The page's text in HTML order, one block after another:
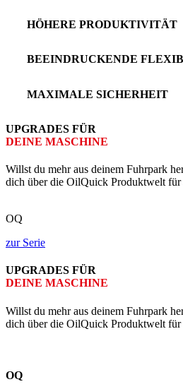
HÖHERE PRODUKTIVITÄT
BEEINDRUCKENDE
MAXIMALE SICHERHEIT
UPGRADES FÜR
DEINE MASCHINE
Willst du mehr aus deinem Fuhrpark
dich über die OilQuick Produktwelt
OQ
zur Serie
UPGRADES FÜR
DEINE MASCHINE
Willst du mehr aus deinem Fuhrpark
dich über die OilQuick Produktwelt für
OQ